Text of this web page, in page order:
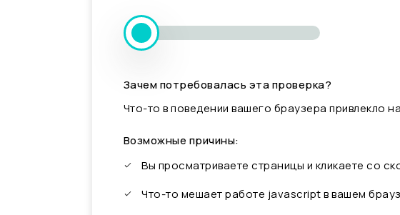
Зачем потребовалась эта проверка?
Что-то в поведении вашего браузера привлекло
Возможные причины:
Вы просматриваете страницы и кликаете со
Что-то мешает работе javascript в вашем